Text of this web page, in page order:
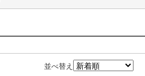
並べ替え